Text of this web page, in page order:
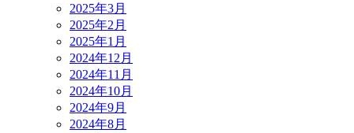
2025年3月
2025年2月
2025年1月
2024年12月
2024年11月
2024年10月
2024年9月
2024年8月